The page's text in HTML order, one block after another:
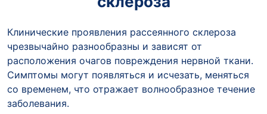
Клинические проявления рассеянного склероза
чрезвычайно разнообразны и зависят от
расположения очагов повреждения нервной ткани.
Симптомы могут появляться и исчезать, меняться
со временем, что отражает волнообразное течение
заболевания.